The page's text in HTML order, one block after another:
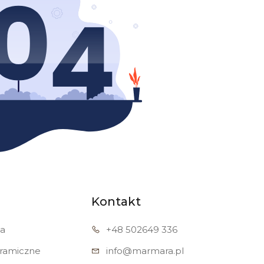
Kontakt
+48 502649 336
info@marmara.pl